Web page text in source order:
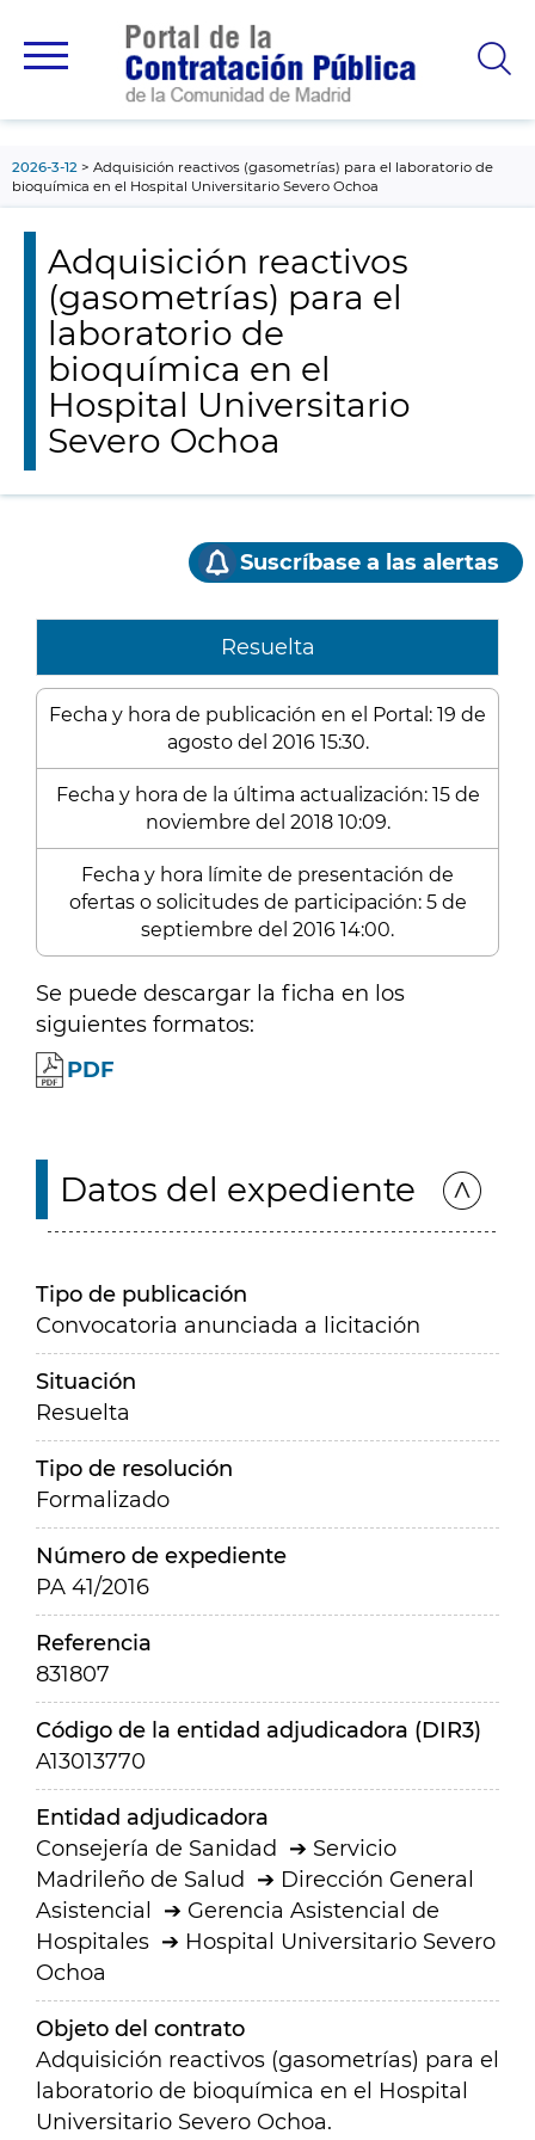
principal
2026-3-12
Adquisición reactivos (gasometrías) para el laboratorio de
bioquímica en el Hospital Universitario Severo Ochoa
Adquisición reactivos
(gasometrías) para el
laboratorio de
bioquímica en el
Hospital Universitario
Severo Ochoa
Suscríbase a las alertas
Resuelta
Fecha y hora de publicación en el Portal: 19 de
agosto del 2016 15:30.
Fecha y hora de la última actualización: 15 de
noviembre del 2018 10:09.
Fecha y hora límite de presentación de
ofertas o solicitudes de participación: 5 de
septiembre del 2016 14:00.
Se puede descargar la ficha en los
siguientes formatos:
PDF
Datos del expediente
Tipo de publicación
Convocatoria anunciada a licitación
Situación
Resuelta
Tipo de resolución
Formalizado
Número de expediente
PA 41/2016
Referencia
831807
Código de la entidad adjudicadora (DIR3)
A13013770
Entidad adjudicadora
Consejería de Sanidad
Servicio
Madrileño de Salud
Dirección General
Asistencial
Gerencia Asistencial de
Hospitales
Hospital Universitario Severo
Ochoa
Objeto del contrato
Adquisición reactivos (gasometrías) para el
laboratorio de bioquímica en el Hospital
Universitario Severo Ochoa.